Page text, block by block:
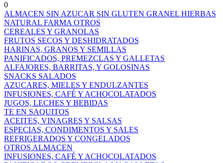
0
ALMACEN SIN AZUCAR SIN GLUTEN GRANEL HIERBAS
NATURAL FARMA OTROS
CEREALES Y GRANOLAS
FRUTOS SECOS Y DESHIDRATADOS
HARINAS, GRANOS Y SEMILLAS
PANIFICADOS, PREMEZCLAS Y GALLETAS
ALFAJORES, BARRITAS, Y GOLOSINAS
SNACKS SALADOS
AZUCARES, MIELES Y ENDULZANTES
INFUSIONES, CAFÉ Y ACHOCOLATADOS
JUGOS, LECHES Y BEBIDAS
TE EN SAQUITOS
ACEITES, VINAGRES Y SALSAS
ESPECIAS, CONDIMENTOS Y SALES
REFRIGERADOS Y CONGELADOS
OTROS ALMACEN
INFUSIONES, CAFÉ Y ACHOCOLATADOS